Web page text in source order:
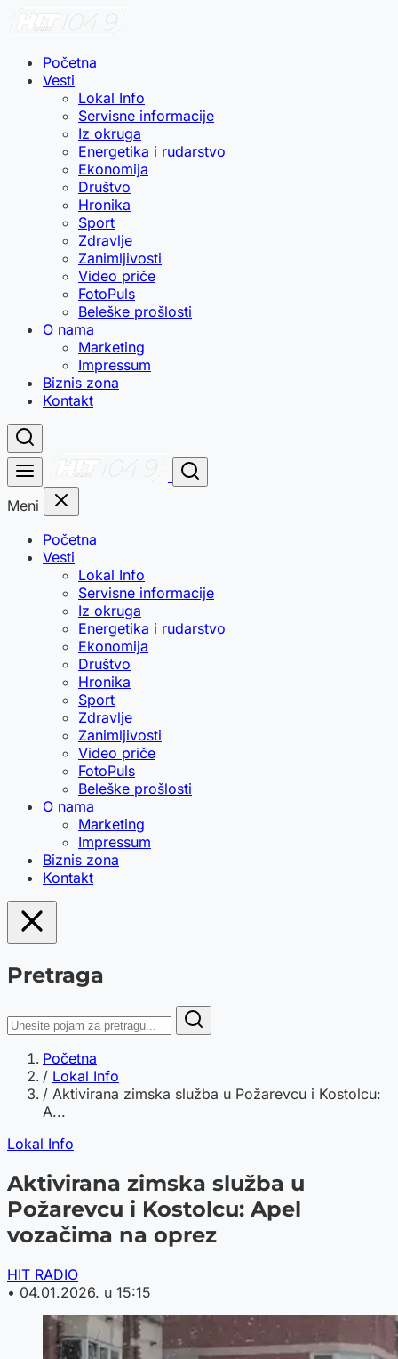
Početna
Vesti
Lokal Info
Servisne informacije
Iz okruga
Energetika i rudarstvo
Ekonomija
Društvo
Hronika
Sport
Zdravlje
Zanimljivosti
Video priče
FotoPuls
Beleške prošlosti
O nama
Marketing
Impressum
Biznis zona
Kontakt
Meni
Početna
Vesti
Lokal Info
Servisne informacije
Iz okruga
Energetika i rudarstvo
Ekonomija
Društvo
Hronika
Sport
Zdravlje
Zanimljivosti
Video priče
FotoPuls
Beleške prošlosti
O nama
Marketing
Impressum
Biznis zona
Kontakt
Pretraga
Početna
/ Lokal Info
/ Aktivirana zimska služba u Požarevcu i Kostolcu:
A...
Lokal Info
Aktivirana zimska služba u
Požarevcu i Kostolcu: Apel
vozačima na oprez
HIT RADIO
• 04.01.2026. u 15:15